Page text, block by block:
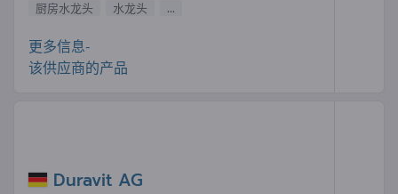
厨房水龙头 水龙头 ...
更多信息-
该供应商的产品
Duravit AG